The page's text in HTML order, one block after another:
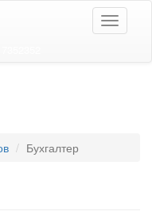
Toggle
Бухгалтер